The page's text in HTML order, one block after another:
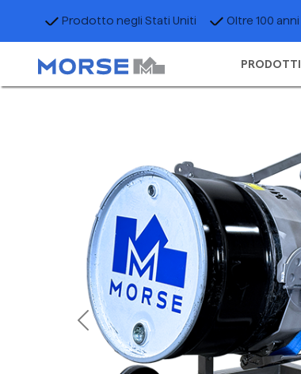
Prodotto negli Stati Uniti Oltre 100
Previous